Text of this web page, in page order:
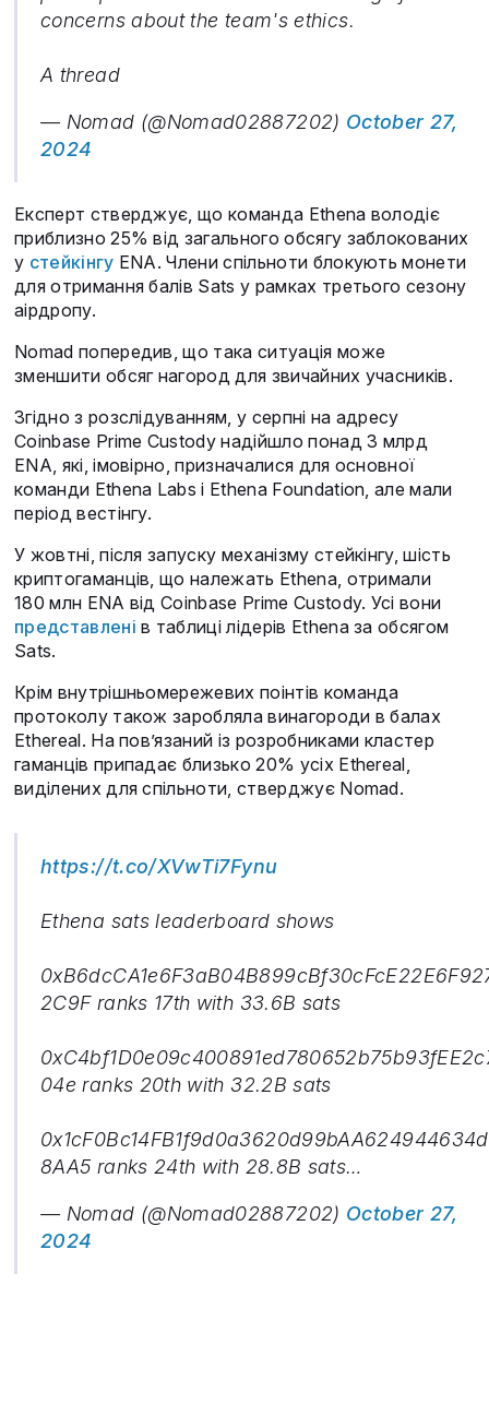
concerns about the team's ethics.
A thread
— Nomad (@Nomad02887202) October 27,
2024
Експерт стверджує, що команда Ethena володіє
приблизно 25% від загального обсягу заблокованих
у стейкінгу ENA. Члени спільноти блокують монети
для отримання балів Sats у рамках третього сезону
аірдропу.
Nomad попередив, що така ситуація може
зменшити обсяг нагород для звичайних учасників.
Згідно з розслідуванням, у серпні на адресу
Coinbase Prime Custody надійшло понад 3 млрд
ENA, які, імовірно, призначалися для основної
команди Ethena Labs і Ethena Foundation, але мали
період вестінгу.
У жовтні, після запуску механізму стейкінгу, шість
криптогаманців, що належать Ethena, отримали
180 млн ENA від Coinbase Prime Custody. Усі вони
представлені в таблиці лідерів Ethena за обсягом
Sats.
Крім внутрішньомережевих поінтів команда
протоколу також заробляла винагороди в балах
Ethereal. На пов’язаний із розробниками кластер
гаманців припадає близько 20% усіх Ethereal,
виділених для спільноти, стверджує Nomad.
https://t.co/XVwTi7Fynu
Ethena sats leaderboard shows
2C9F ranks 17th with 33.6B sats
04e ranks 20th with 32.2B sats
0x1cF0Bc14FB1f9d0a3620d99bAA624944634d
8AA5 ranks 24th with 28.8B sats…
— Nomad (@Nomad02887202) October 27,
2024